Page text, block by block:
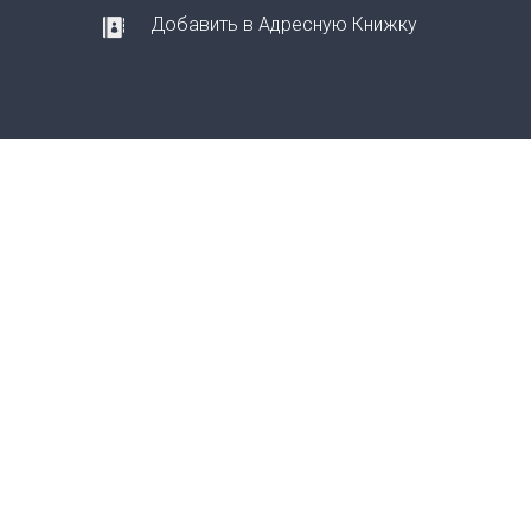
Добавить в Адресную Книжку